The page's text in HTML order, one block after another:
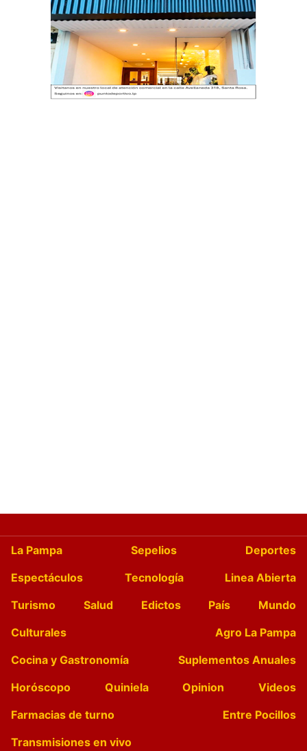
La Pampa Sepelios
Deportes
Espectáculos
Tecnología
Linea Abierta
Turismo
Salud Edictos País
Mundo
Culturales
Agro La Pampa
Cocina y Gastronomía
Suplementos Anuales
Horóscopo
Quiniela Opinion
Videos
Farmacias de turno
Entre Pocillos
Transmisiones en vivo